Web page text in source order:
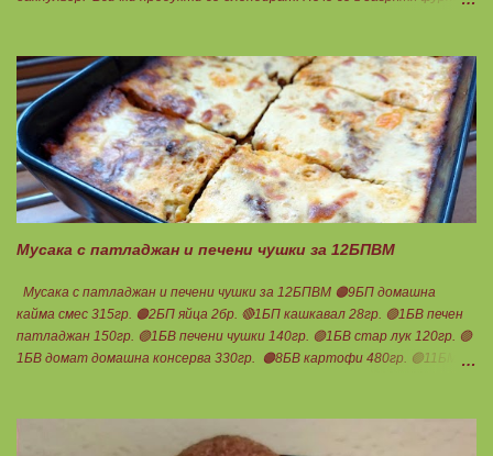
Мусака с патладжан и печени чушки за 12БПВМ
Мусака с патладжан и печени чушки за 12БПВМ 🟠9БП домашна
кайма смес 315гр. 🟠2БП яйца 2бр. 🔴1БП кашкавал 28гр. 🟢1БВ печен
патладжан 150гр. 🟢1БВ печени чушки 140гр. 🟢1БВ стар лук 120гр. 🟢
1БВ домат домашна консерва 330гр. 🟠8БВ картофи 480гр. 🟢11БМ
лука и картофите. Всичко останало с3 нарязва и добавя към сместа.